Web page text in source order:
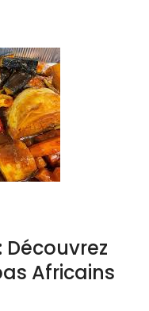
Découvrez
Africains